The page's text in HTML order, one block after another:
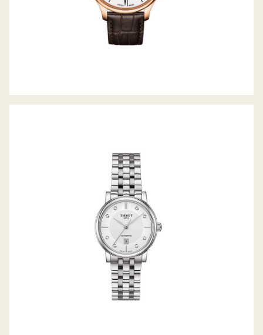
TISSOT CARSON